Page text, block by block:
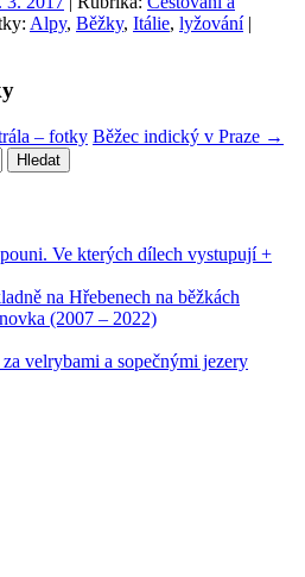
Alpy, Běžky, Itálie, lyžování|
– fotky Běžec indický v Praze →
Ve kterých dílech vystupují +
na Hřebenech na běžkách
(2007 – 2022)
velrybami a sopečnými jezery